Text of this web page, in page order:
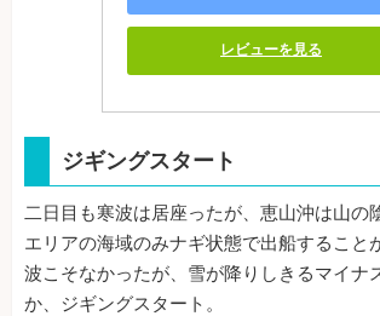
レビューを見る
ジギングスタート
二日目も寒波は居座ったが、恵山沖は山の
エリアの海域のみナギ状態で出船すること
波こそなかったが、雪が降りしきるマイナ
か、ジギングスタート。